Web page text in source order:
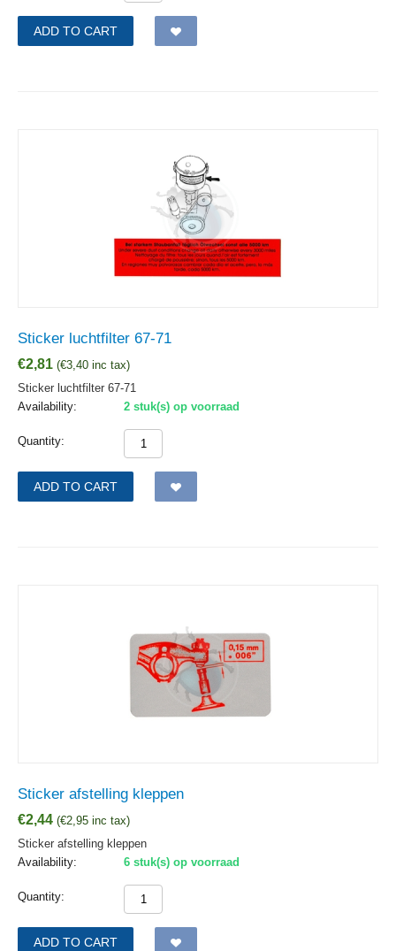
ADD TO CART
Sticker luchtfilter 67-71
€2,81 (€3,40 inc tax)
Sticker luchtfilter 67-71
Availability:
2 stuk(s) op voorraad
Quantity:
ADD TO CART
Sticker afstelling kleppen
€2,44 (€2,95 inc tax)
Sticker afstelling kleppen
Availability:
6 stuk(s) op voorraad
Quantity:
ADD TO CART